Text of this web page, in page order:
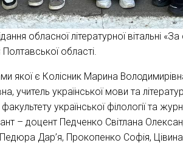
обласної літературної вітальні
Полтавської області.
якої є Колісник Марина
учитель української мови та
української філології та
– доцент Педченко Світлана
Педюра Дар’я, Прокопенко Софія,